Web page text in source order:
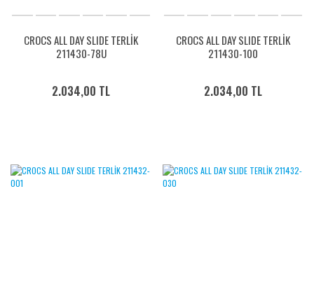
CROCS ALL DAY SLIDE TERLİK
211430-78U
2.034,00 TL
CROCS ALL DAY SLIDE TERLİK
211430-100
2.034,00 TL